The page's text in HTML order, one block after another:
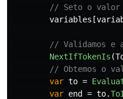
// Seto o valor
variables [
// Validamos e
NextIfTokenIs (
// Obtemos o
var to =
var end = to.